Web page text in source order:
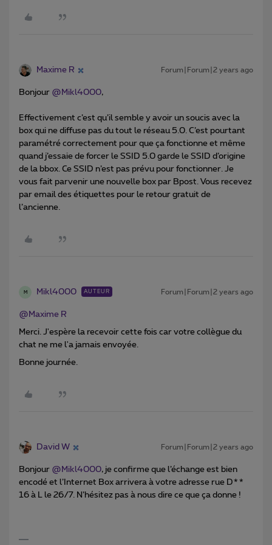
Maxime R Forum|Forum|2 years ago
Bonjour @Mikl4000,
Effectivement c’est qu’il semble y avoir un soucis avec la
box qui ne diffuse pas du tout le réseau 5.0. C’est pourtant
paramétré correctement pour que ça fonctionne et même
quand j’essaie de forcer le SSID 5.0 garde le SSID d’origine
de la bbox. Ce SSID n’est pas prévu pour fonctionner. Je
vous fait parvenir une nouvelle box par Bpost. Vous recevez
par email des étiquettes pour le retour gratuit de
l’ancienne.
M Mikl4000 AUTEUR Forum|Forum|2 years ago
@Maxime R
Merci. J'espère la recevoir cette fois car votre collègue du
chat ne me l'a jamais envoyée.
Bonne journée.
David W Forum|Forum|2 years ago
Bonjour @Mikl4000, je confirme que l’échange est bien
encodé et l’Internet Box arrivera à votre adresse rue D**
16 à L le 26/7. N’hésitez pas à nous dire ce que ça donne !